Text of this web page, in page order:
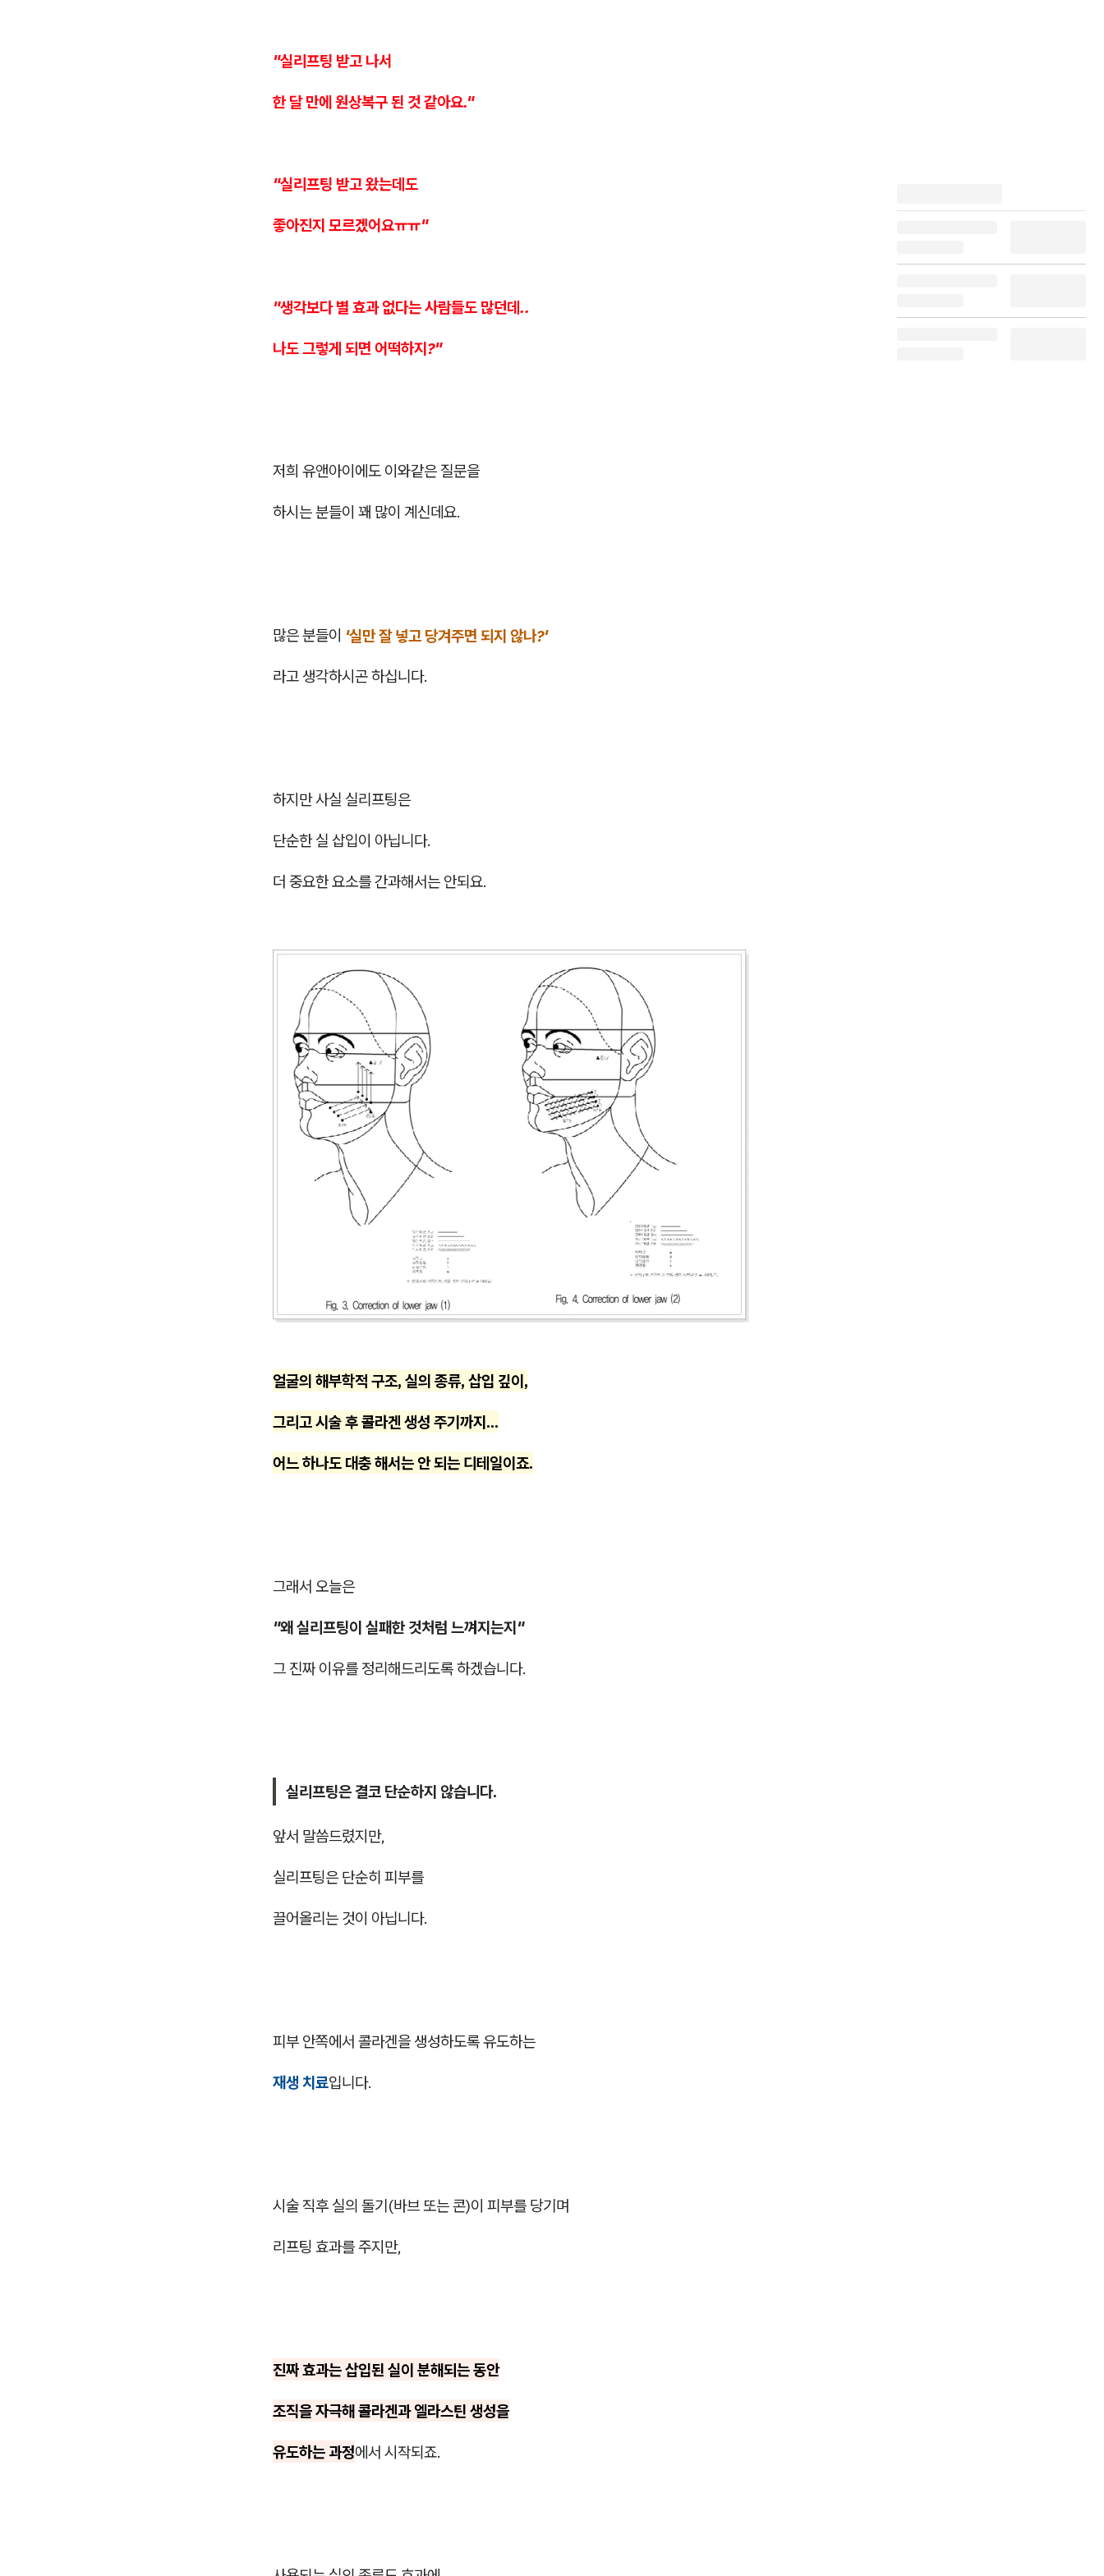
"실리프팅 받고 나서
한 달 만에 원상복구 된 것 같아요."
"실리프팅 받고 왔는데도
좋아진지 모르겠어요ㅠㅠ"
"생각보다 별 효과 없다는 사람들도 많던데..
나도 그렇게 되면 어떡하지?"
저희 유앤아이에도 이와같은 질문을
하시는 분들이 꽤 많이 계신데요.
많은 분들이 '실만 잘 넣고 당겨주면 되지 않나?'
라고 생각하시곤 하십니다.
하지만 사실 실리프팅은
단순한 실 삽입이 아닙니다.
더 중요한 요소를 간과해서는 안되요.
얼굴의 해부학적 구조, 실의 종류, 삽입 깊이,
그리고 시술 후 콜라겐 생성 주기까지...
어느 하나도 대충 해서는 안 되는 디테일이죠.
그래서 오늘은
"왜 실리프팅이 실패한 것처럼 느껴지는지"
그 진짜 이유를 정리해드리도록 하겠습니다.
실리프팅은 결코 단순하지 않습니다.
앞서 말씀드렸지만,
실리프팅은 단순히 피부를
끌어올리는 것이 아닙니다.
피부 안쪽에서 콜라겐을 생성하도록 유도하는
재생 치료입니다.
시술 직후 실의 돌기(바브 또는 콘)이 피부를 당기며
리프팅 효과를 주지만,
진짜 효과는 삽입된 실이 분해되는 동안
조직을 자극해 콜라겐과 엘라스틴 생성을
유도하는 과정에서 시작되죠.